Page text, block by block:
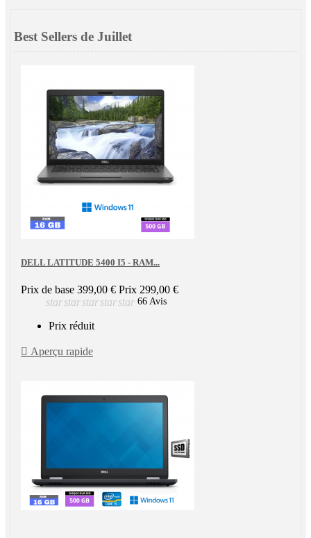
Best Sellers de Juillet
DELL LATITUDE 5400 I5 - RAM...
Prix de base 399,00 € Prix 299,00 €
starstarstarstarstar 66 Avis
Prix réduit
 Aperçu rapide